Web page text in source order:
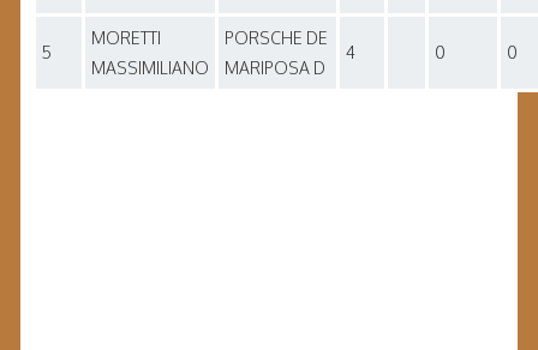
5
MORETTI
MASSIMILIANO
PORSCHE DE
MARIPOSA D
4 0 0